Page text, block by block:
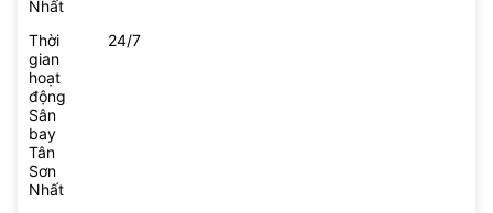
Nhất
Thời
gian
hoạt
động
Sân
bay
Tân
Sơn
Nhất
24/7